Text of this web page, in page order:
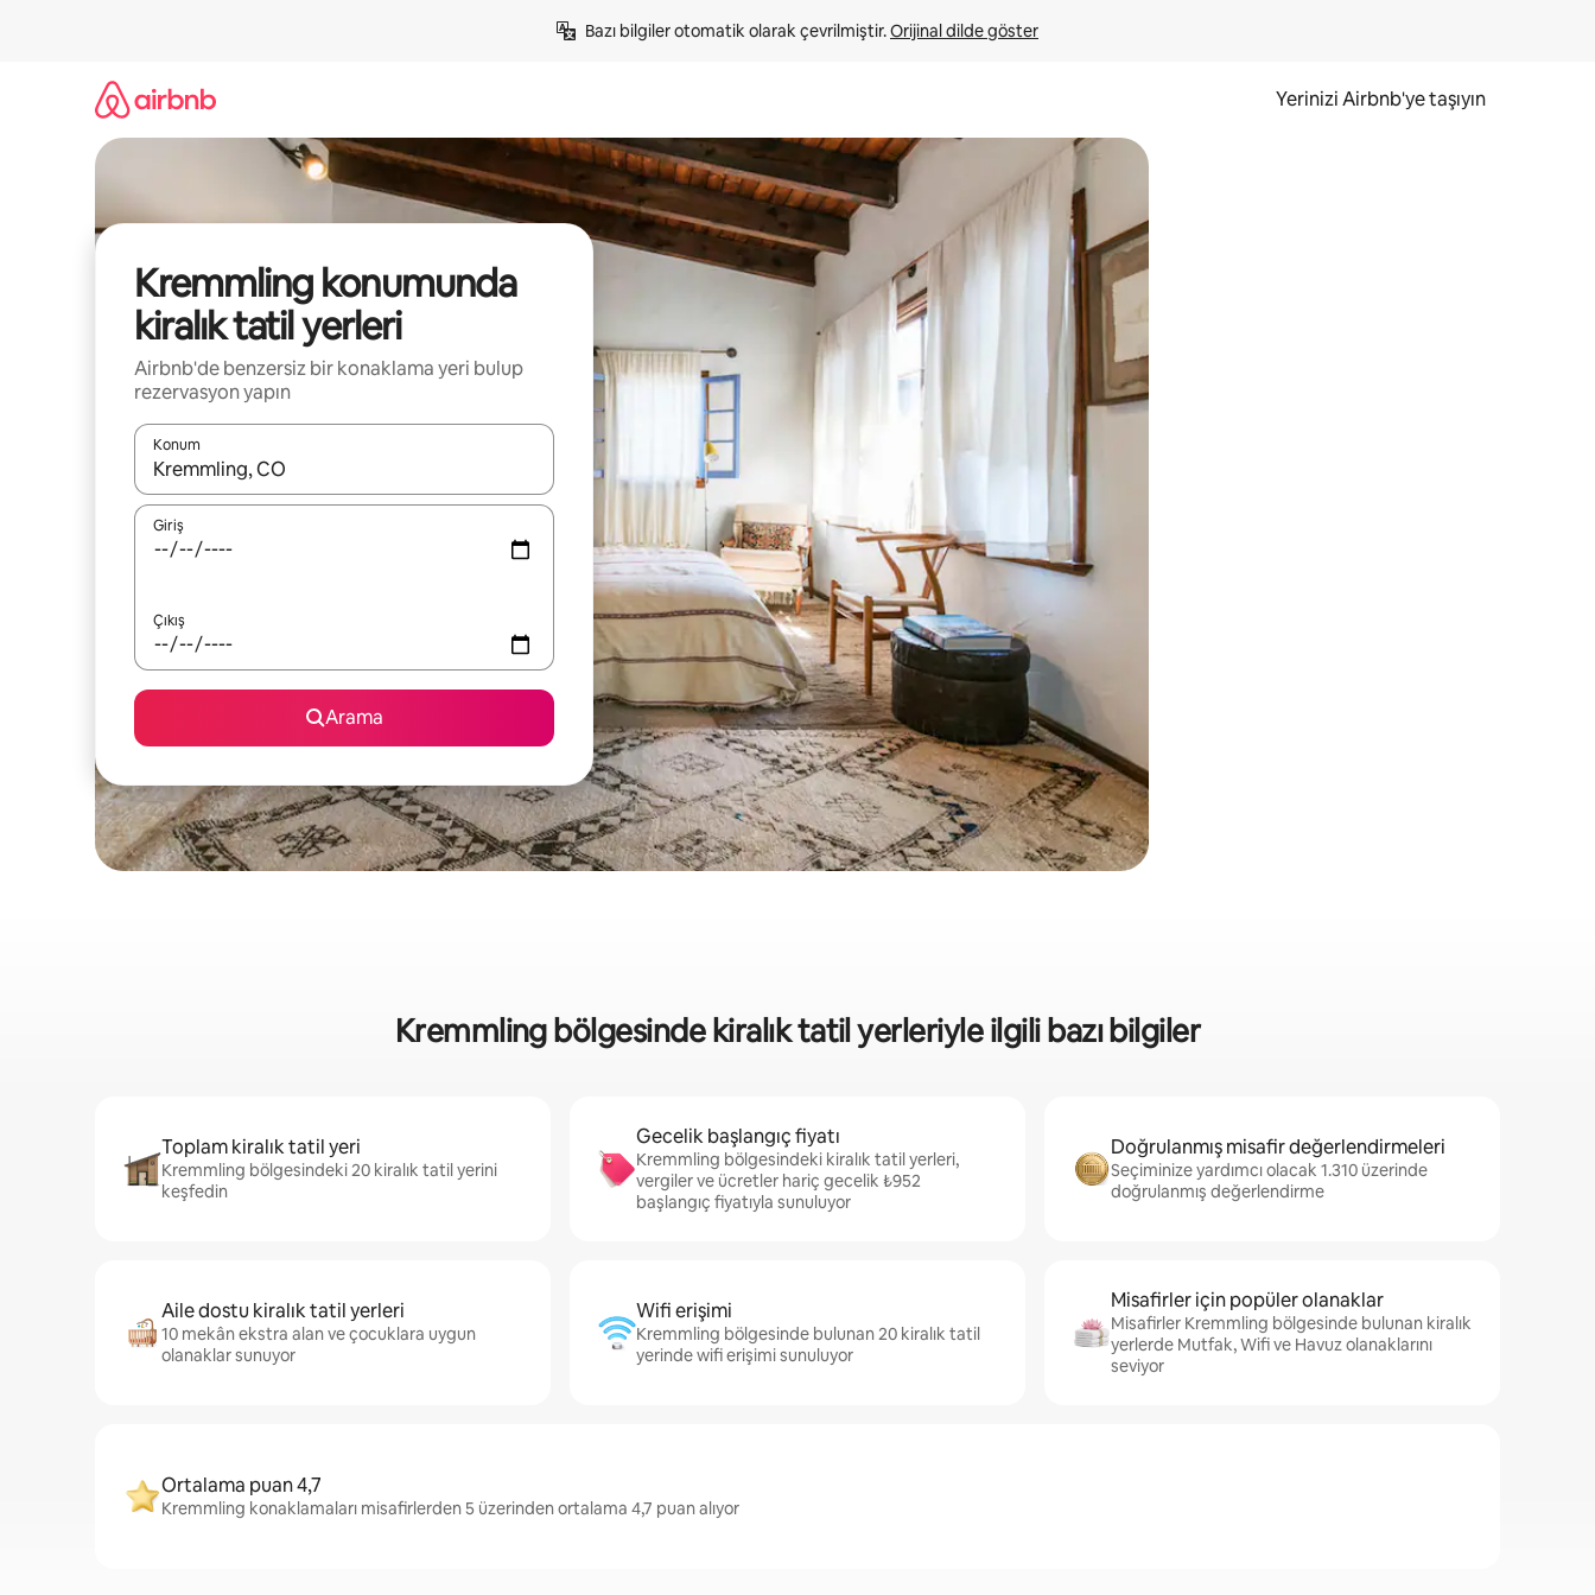
Bazı bilgiler otomatik olarak çevrilmiştir. Orijinal dilde göster
Yerinizi Airbnb'ye taşıyın
Kremmling konumunda
kiralık tatil yerleri
Airbnb'de benzersiz bir konaklama yeri bulup
rezervasyon yapın
Konum
Sonuçlar kullanılabilir olduğunda yukarı ve aşağı oklarıyla gezinin veya dokunarak ya da kaydırma hareketleriyle keşfedin.
Giriş
Çıkış
Arama
Kremmling bölgesinde kiralık tatil yerleriyle ilgili bazı bilgiler
Toplam kiralık tatil yeri
Kremmling bölgesindeki 20 kiralık tatil yerini
keşfedin
Gecelik başlangıç fiyatı
Kremmling bölgesindeki kiralık tatil yerleri,
vergiler ve ücretler hariç gecelik ₺952
başlangıç fiyatıyla sunuluyor
Doğrulanmış misafir değerlendirmeleri
Seçiminize yardımcı olacak 1.310 üzerinde
doğrulanmış değerlendirme
Aile dostu kiralık tatil yerleri
10 mekân ekstra alan ve çocuklara uygun
olanaklar sunuyor
Wifi erişimi
Kremmling bölgesinde bulunan 20 kiralık tatil
yerinde wifi erişimi sunuluyor
Misafirler için popüler olanaklar
Misafirler Kremmling bölgesinde bulunan kiralık
yerlerde Mutfak, Wifi ve Havuz olanaklarını
seviyor
Ortalama puan 4,7
Kremmling konaklamaları misafirlerden 5 üzerinden ortalama 4,7 puan alıyor